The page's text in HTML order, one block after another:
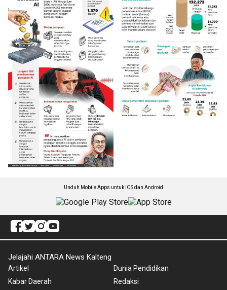
Unduh Mobile Apps untuk iOS dan Android
Jelajahi ANTARA News Kalteng
Artikel
Kabar Daerah
Dunia Pendidikan
Redaksi